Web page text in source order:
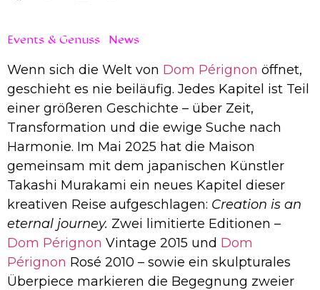
Events & Genuss News
Wenn sich die Welt von Dom Pérignon öffnet,
geschieht es nie beiläufig. Jedes Kapitel ist Teil
einer größeren Geschichte – über Zeit,
Transformation und die ewige Suche nach
Harmonie. Im Mai 2025 hat die Maison
gemeinsam mit dem japanischen Künstler
Takashi Murakami ein neues Kapitel dieser
kreativen Reise aufgeschlagen: Creation is an
eternal journey. Zwei limitierte Editionen –
Dom Pérignon Vintage 2015 und Dom
Pérignon Rosé 2010 – sowie ein skulpturales
Überpiece markieren die Begegnung zweier